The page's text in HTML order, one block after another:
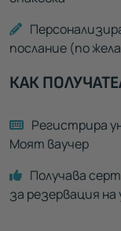
послание (по
КАК
Регистрира
Моят ваучер
Получава
за резервация на